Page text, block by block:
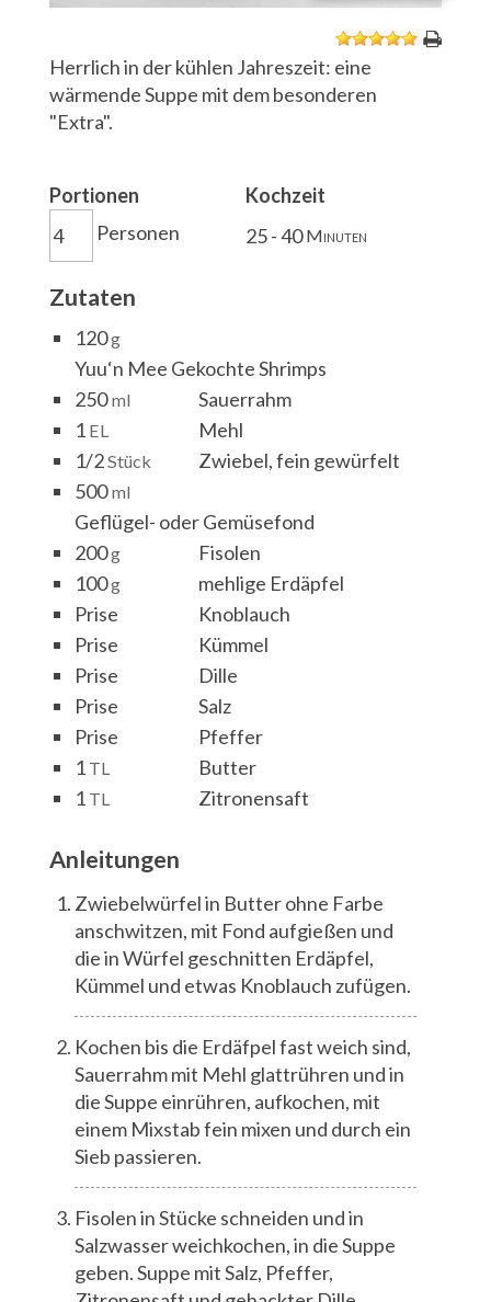
1 2 3 4 5
Herrlich in der kühlen Jahreszeit: eine
wärmende Suppe mit dem besonderen
"Extra".
Portionen
Kochzeit
Personen
25 - 40 Minuten
Zutaten
120g
Yuu‘n Mee Gekochte Shrimps
250 ml
Sauerrahm
1 EL
Mehl
1/2Stück
Zwiebel, fein gewürfelt
500 ml
Geflügel- oder Gemüsefond
200g
Fisolen
100g
mehlige Erdäpfel
Prise
Knoblauch
Prise
Kümmel
Prise
Dille
Prise
Salz
Prise
Pfeffer
1 TL
Butter
1 TL Zitronensaft
Anleitungen
Zwiebelwürfel in Butter ohne Farbe
anschwitzen, mit Fond aufgießen und
die in Würfel geschnitten Erdäpfel,
Kümmel und etwas Knoblauch zufügen.
Kochen bis die Erdäfpel fast weich sind,
Sauerrahm mit Mehl glattrühren und in
die Suppe einrühren, aufkochen, mit
einem Mixstab fein mixen und durch ein
Sieb passieren.
Fisolen in Stücke schneiden und in
Salzwasser weichkochen, in die Suppe
geben. Suppe mit Salz, Pfeffer,